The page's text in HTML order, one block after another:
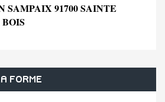
SAMPAIX 91700 SAINTE
FORME